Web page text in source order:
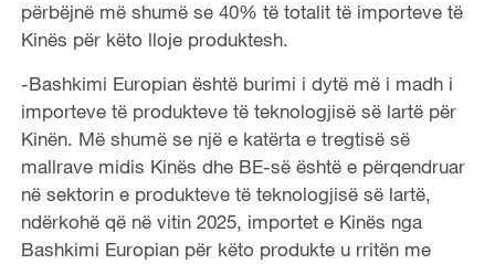
përbëjnë më shumë se 40% të totalit të importeve të
Kinës për këto lloje produktesh.
-Bashkimi Europian është burimi i dytë më i madh i
importeve të produkteve të teknologjisë së lartë për
Kinën. Më shumë se një e katërta e tregtisë së
mallrave midis Kinës dhe BE-së është e përqendruar
në sektorin e produkteve të teknologjisë së lartë,
ndërkohë që në vitin 2025, importet e Kinës nga
Bashkimi Europian për këto produkte u rritën me